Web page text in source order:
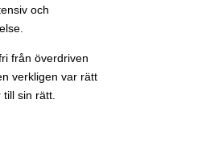
och
från överdriven
verkligen var rätt
sin rätt.